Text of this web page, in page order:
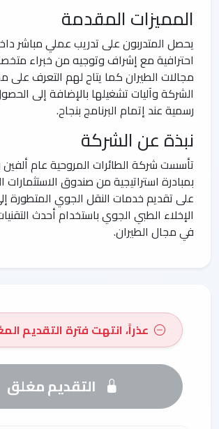
المميزات المقدمة
يحصل المتدربون على تدريب عملي مباشر
احترافية مع إشراف وتوجيه من خبراء
مجالات الطيران كما يتاح لهم التعرف
الشركة وآليات تشغيلها بالإضافة إلى
رسمية عند إتمام البرنامج بنجاح.
نبذة عن الشركة
تأسست شركة الطائرات المروحية عام
بمبادرة استراتيجية من صندوق
على تقديم خدمات النقل الجوي المتطورة
الإخلاء الطبي الجوي باستخدام أحدث
في مجال الطيران.
عذراً، انتهت فترة التقديم
التقديم مغلق